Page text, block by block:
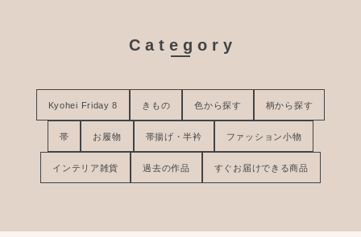
Category
Kyohei Friday 8 きもの 色から探す 柄から探す
帯 お履物 帯揚げ・半衿 ファッション小物
インテリア雑貨 過去の作品 すぐお届けできる商品